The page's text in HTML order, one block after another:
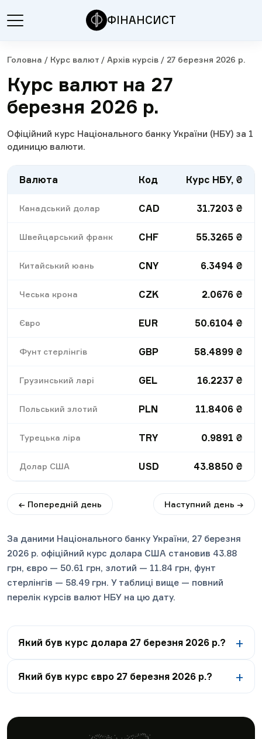
ФІНАНСИСТ
Головна / Курс валют / Архів курсів / 27 березня 2026 р.
Курс валют на 27
березня 2026 р.
Офіційний курс Національного банку України (НБУ) за 1
одиницю валюти.
Валюта Код Курс НБУ, ₴
Канадський долар CAD 31.7203 ₴
Швейцарський франк CHF 55.3265 ₴
Китайський юань CNY 6.3494 ₴
Чеська крона CZK 2.0676 ₴
Євро EUR 50.6104 ₴
Фунт стерлінгів GBP 58.4899 ₴
Грузинський ларі GEL 16.2237 ₴
Польський злотий PLN 11.8406 ₴
Турецька ліра TRY 0.9891 ₴
Долар США USD 43.8850 ₴
← Попередній день Наступний день →
За даними Національного банку України, 27 березня
2026 р. офіційний курс долара США становив 43.88
грн, євро — 50.61 грн, злотий — 11.84 грн, фунт
стерлінгів — 58.49 грн. У таблиці вище — повний
перелік курсів валют НБУ на цю дату.
Який був курс долара 27 березня 2026 р.?
Який був курс євро 27 березня 2026 р.?